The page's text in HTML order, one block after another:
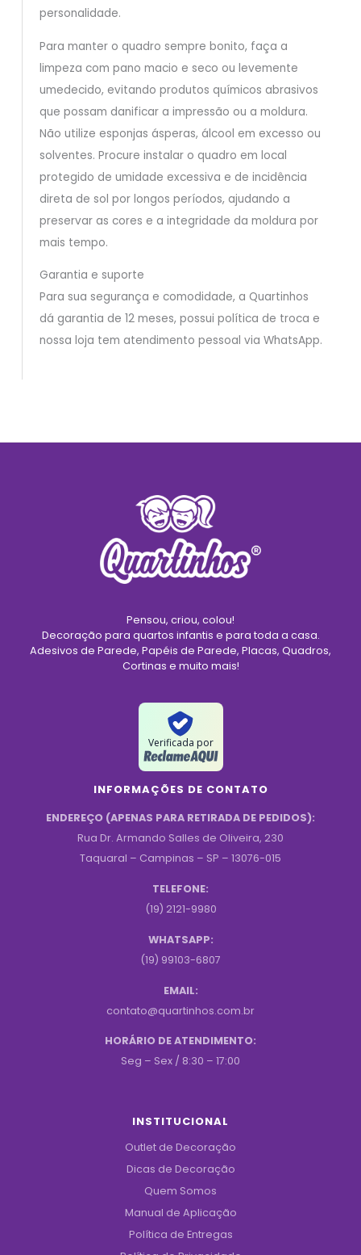
personalidade.
Para manter o quadro sempre bonito, faça a
limpeza com pano macio e seco ou levemente
umedecido, evitando produtos químicos abrasivos
que possam danificar a impressão ou a moldura.
Não utilize esponjas ásperas, álcool em excesso ou
solventes. Procure instalar o quadro em local
protegido de umidade excessiva e de incidência
direta de sol por longos períodos, ajudando a
preservar as cores e a integridade da moldura por
mais tempo.
Garantia e suporte
Para sua segurança e comodidade, a Quartinhos
dá garantia de 12 meses, possui política de troca e
nossa loja tem atendimento pessoal via WhatsApp.
Pensou, criou, colou!
Decoração para quartos infantis e para toda a casa.
Adesivos de Parede, Papéis de Parede, Placas, Quadros,
Cortinas e muito mais!
Verificada por
INFORMAÇÕES DE CONTATO
ENDEREÇO (APENAS PARA RETIRADA DE PEDIDOS):
Rua Dr. Armando Salles de Oliveira, 230
Taquaral – Campinas – SP – 13076-015
TELEFONE:
(19) 2121-9980
WHATSAPP:
(19) 99103-6807
EMAIL:
contato@quartinhos.com.br
HORÁRIO DE ATENDIMENTO:
Seg – Sex / 8:30 – 17:00
INSTITUCIONAL
Outlet de Decoração
Dicas de Decoração
Quem Somos
Manual de Aplicação
Política de Entregas